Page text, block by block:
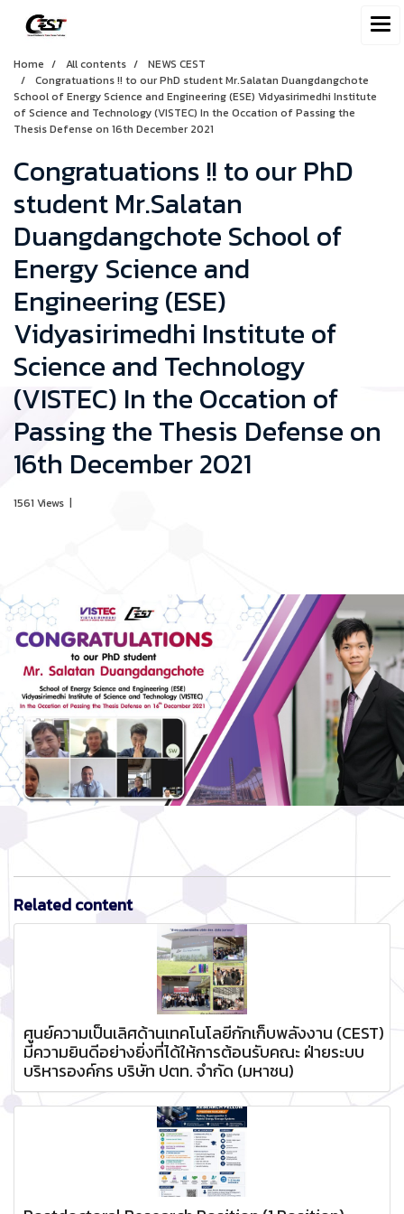
Home All contents
NEWS CEST
Congratuations !! to our PhD student Mr.Salatan Duangdangchote
School of Energy Science and Engineering (ESE) Vidyasirimedhi Institute
of Science and Technology (VISTEC) In the Occation of Passing the
Thesis Defense on 16th December 2021
Congratuations !! to our PhD
student Mr.Salatan
Duangdangchote School of
Energy Science and
Engineering (ESE)
Vidyasirimedhi Institute of
Science and Technology
(VISTEC) In the Occation of
Passing the Thesis Defense on
16th December 2021
1561 Views |
Related content
ศูนย์ความเป็นเลิศด้านเทคโนโลยีกักเก็บพลังงาน (CEST)
มีความยินดีอย่างยิ่งที่ได้ให้การต้อนรับคณะ ฝ่ายระบบ
บริหารองค์กร บริษัท ปตท. จำกัด (มหาชน)